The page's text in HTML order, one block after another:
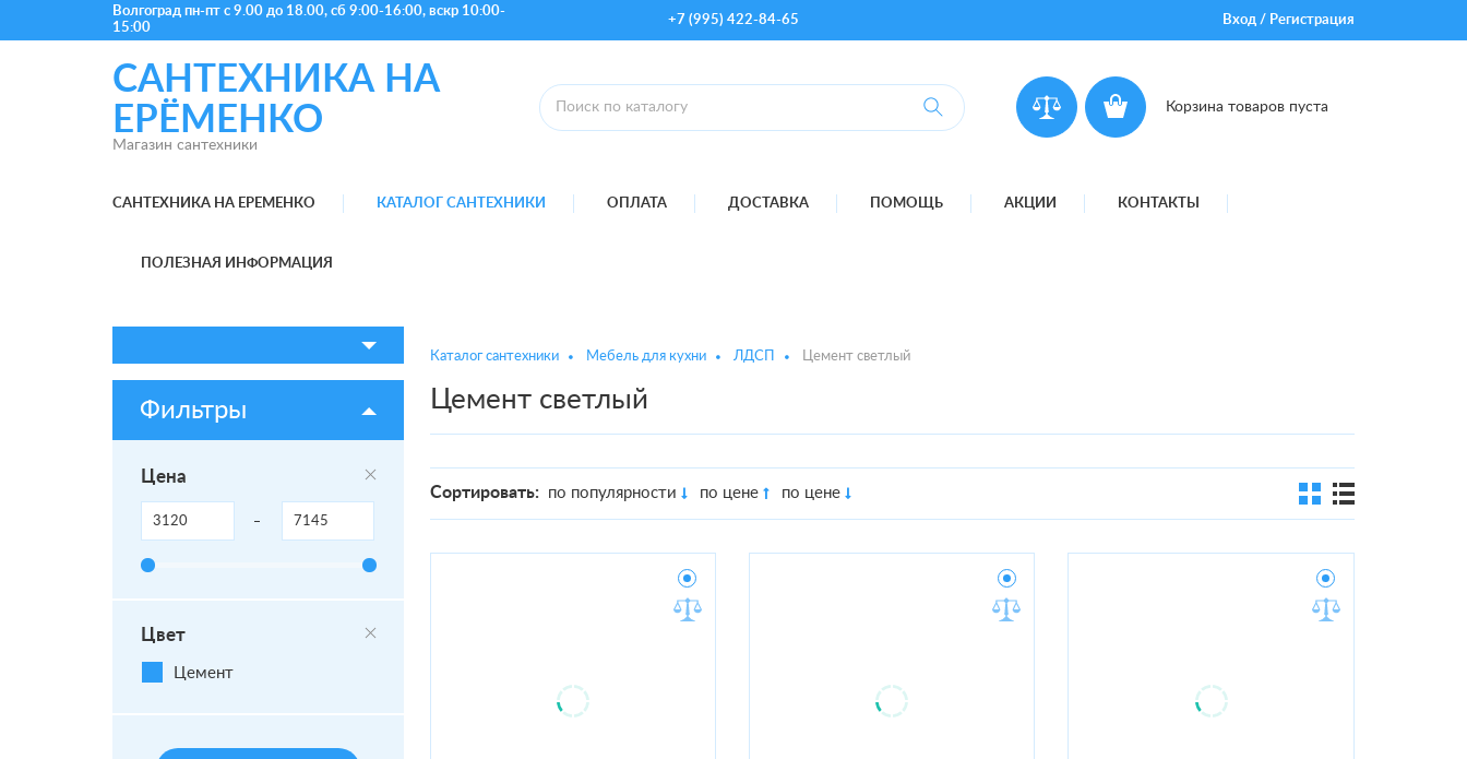
Волгоград пн-пт с 9.00 до 18.00, сб 9:00-16:00, вскр 10:00-
15:00
+7 (995) 422-84-65 Вход/ Регистрация
САНТЕХНИКА НА
ЕРЁМЕНКО
Магазин сантехники
Корзина товаров пуста
САНТЕХНИКА НА ЕРЕМЕНКО КАТАЛОГ САНТЕХНИКИ ОПЛАТА ДОСТАВКА ПОМОЩЬ АКЦИИ КОНТАКТЫ
ПОЛЕЗНАЯ ИНФОРМАЦИЯ
Фильтры
Цена
Цвет
Цемент
Каталог сантехники Мебель для кухни ЛДСП Цемент светлый
Цемент светлый
Сортировать: по популярности по цене по цене